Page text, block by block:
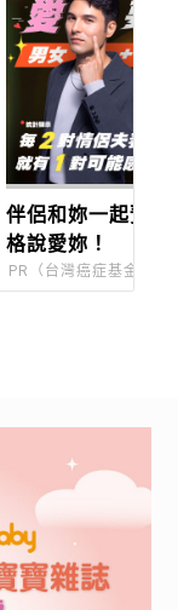
伴侶和妳一起預防
格說愛妳！
PR（台灣癌症基金會）